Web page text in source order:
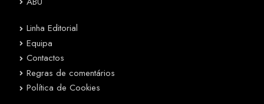
Linha Editorial
Equipa
Contactos
Regras de comentários
Política de Cookies